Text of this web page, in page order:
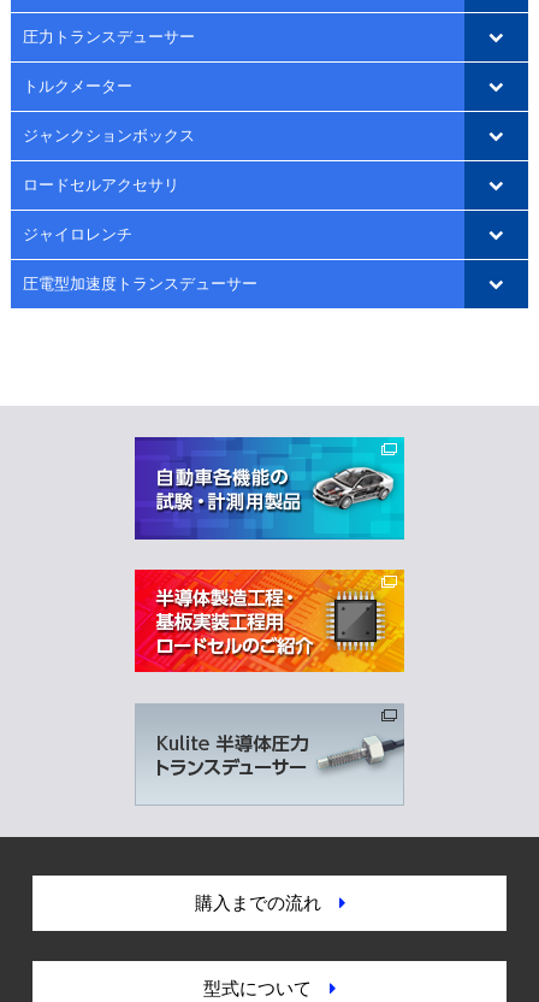
圧力トランスデューサー
トルクメーター
ジャンクションボックス
ロードセルアクセサリ
ジャイロレンチ
圧電型加速度トランスデューサー
購入までの流れ
型式について